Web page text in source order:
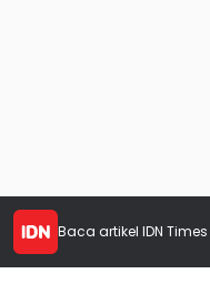
Baca artikel IDN Times